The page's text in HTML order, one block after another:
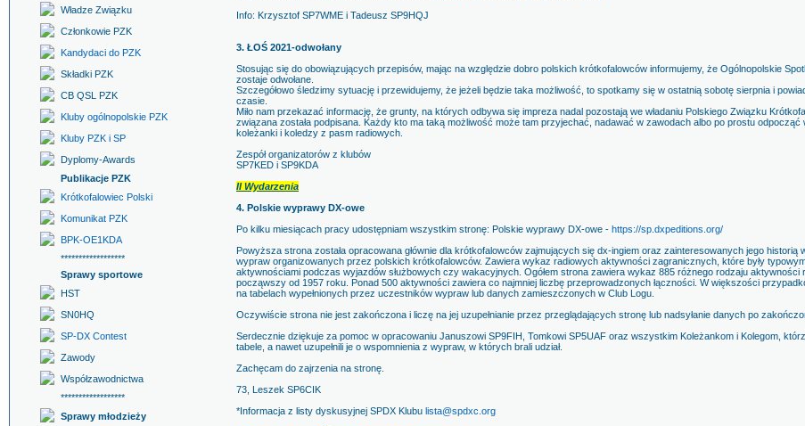
Władze Związku
Członkowie PZK
Kandydaci do PZK
Składki PZK
CB QSL PZK
Kluby ogólnopolskie PZK
Kluby PZK i SP
Dyplomy-Awards
Publikacje PZK
Krótkofalowiec Polski
Komunikat PZK
BPK-OE1KDA
******************
Sprawy sportowe
HST
SN0HQ
SP-DX Contest
Zawody
Współzawodnictwa
******************
Sprawy młodzieży
Info: Krzysztof SP7WME i Tadeusz SP9HQJ
3. ŁOŚ 2021-odwołany
Stosując się do obowiązujących przepisów, mając na względzie dobro polskich krótkofalowców informujemy, że Ogólnopolskie
zostaje odwołane.
Szczegółowo śledzimy sytuację i przewidujemy, że jeżeli będzie taka możliwość, to spotkamy się w ostatnią sobotę sierpnia i
czasie.
Miło nam przekazać informację, że grunty, na których odbywa się impreza nadal pozostają we władaniu Polskiego Związku
związana została podpisana. Każdy kto ma taką możliwość może tam przyjechać, nadawać w zawodach albo po prostu odpocząć
koleżanki i koledzy z pasm radiowych.
Zespół organizatorów z klubów
SP7KED i SP9KDA
II Wydarzenia
4. Polskie wyprawy DX-owe
Po kilku miesiącach pracy udostępniam wszystkim stronę: Polskie wyprawy DX-owe - https://sp.dxpeditions.org/
Powyższa strona została opracowana głównie dla krótkofalowców zajmujących się dx-ingiem oraz zainteresowanych jego historią
wypraw organizowanych przez polskich krótkofalowców. Zawiera wykaz radiowych aktywności zagranicznych, które były
aktywnościami podczas wyjazdów służbowych czy wakacyjnych. Ogółem strona zawiera wykaz 885 różnego rodzaju aktywności
począwszy od 1957 roku. Ponad 500 aktywności zawiera co najmniej liczbę przeprowadzonych łączności. W większości
na tabelach wypełnionych przez uczestników wypraw lub danych zamieszczonych w Club Logu.
Oczywiście strona nie jest zakończona i liczę na jej uzupełnianie przez przeglądających stronę lub nadsyłanie danych po
Serdecznie dziękuje za pomoc w opracowaniu Januszowi SP9FIH, Tomkowi SP5UAF oraz wszystkim Koleżankom i Kolegom,
tabele, a nawet uzupełnili je o wspomnienia z wypraw, w których brali udział.
Zachęcam do zajrzenia na stronę.
73, Leszek SP6CIK
*Informacja z listy dyskusyjnej SPDX Klubu lista@spdxc.org